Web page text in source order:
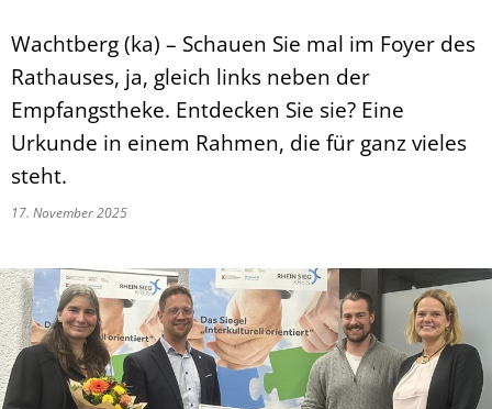
Wachtberg (ka) – Schauen Sie mal im Foyer des
Rathauses, ja, gleich links neben der
Empfangstheke. Entdecken Sie sie? Eine
Urkunde in einem Rahmen, die für ganz vieles
steht.
17. November 2025